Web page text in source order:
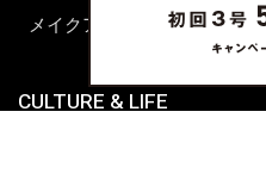
メイクアップティップス
CULTURE & LIFE